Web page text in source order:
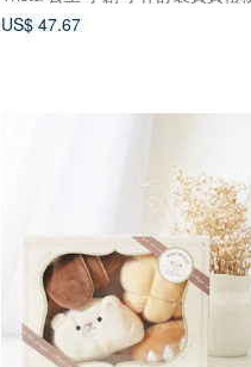
US$ 47.67